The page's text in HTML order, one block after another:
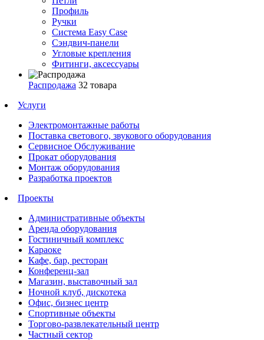
Профиль
Ручки
Система Easy Case
Сэндвич-панели
Угловые крепления
Фитинги, аксессуары
Распродажа 32 товара
Услуги
Электромонтажные работы
Поставка светового, звукового оборудования
Сервисное Обслуживание
Прокат оборудования
Монтаж оборудования
Разработка проектов
Проекты
Административные объекты
Аренда оборудования
Гостиничный комплекс
Караоке
Кафе, бар, ресторан
Конференц-зал
Магазин, выставочный зал
Ночной клуб, дискотека
Офис, бизнес центр
Спортивные объекты
Торгово-развлекательный центр
Частный сектор